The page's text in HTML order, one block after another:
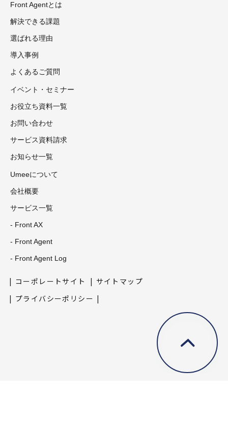
Front Agentとは
解決できる課題
選ばれる理由
導入事例
よくあるご質問
イベント・セミナー
お役立ち資料一覧
お問い合わせ
サービス資料請求
お知らせ一覧
Umeeについて
会社概要
サービス一覧
- Front AX
- Front Agent
- Front Agent Log
コーポレートサイト
サイトマップ
プライバシーポリシー